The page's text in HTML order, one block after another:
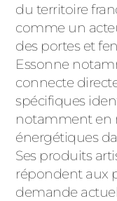
du territoire
comme un
des portes et
Essonne
connecte
spécifiques
notamment en
énergétiques
Ses produits
répondent aux
demande